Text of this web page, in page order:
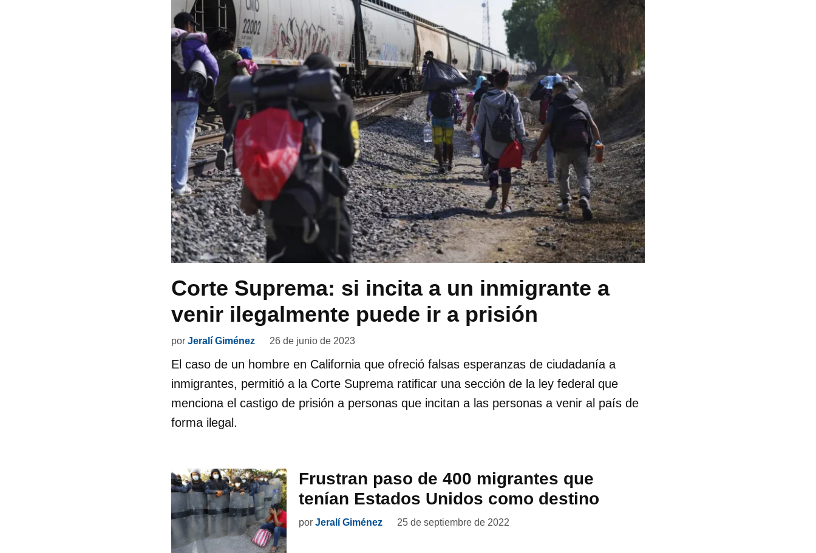
Corte Suprema: si incita a un inmigrante a
venir ilegalmente puede ir a prisión
por Jeralí Giménez 26 de junio de 2023
El caso de un hombre en California que ofreció falsas esperanzas de ciudadanía a
inmigrantes, permitió a la Corte Suprema ratificar una sección de la ley federal que
menciona el castigo de prisión a personas que incitan a las personas a venir al país de
forma ilegal.
Frustran paso de 400 migrantes que
tenían Estados Unidos como destino
por Jeralí Giménez 25 de septiembre de 2022